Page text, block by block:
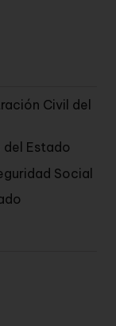
Civil del
Estado
Social